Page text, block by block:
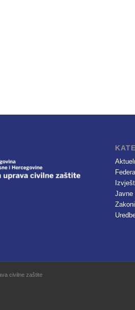
Javne
Zakoni
civilne zaštite